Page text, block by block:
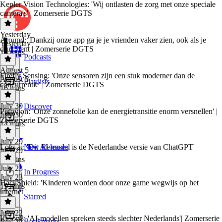
Podcasts
Playlists
Discover
New Releases
In Progress
Starred
Kepler Vision Technologies: 'Wij ontlasten de zorg met onze speciale
camera's' | Zomerserie DGTS
Yesterday
Yesterday
16 mins
Around: 'Dankzij onze app ga je je vrienden vaker zien, ook als je
druk bent | Zomerserie DGTS
August 5
August 5
16 mins
Firefly Sensing: 'Onze sensoren zijn een stuk moderner dan de
concurrentie' | Zomerserie DGTS
July 30
July 30
14 mins
Perovion: 'Onze zonnefolie kan de energietransitie enorm versnellen' |
Zomerserie DGTS
July 29
July 29
15 mins
Loes.ai: 'Dit AI-model is de Nederlandse versie van ChatGPT'
July 23
July 23
19 mins
HackShield: 'Kinderen worden door onze game wegwijs op het
internet '
July 22
Reson8: 'AI-modellen spreken steeds slechter Nederlands'| Zomerserie